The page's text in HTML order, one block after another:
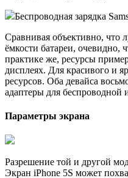
Беспроводная зарядка
Сравнивая объективно,
ёмкости батареи, очевидно,
практике же, ресурсы
дисплеях. Для красивого и
ресурсов. Оба девайса
адаптеры для беспроводной
Параметры экрана
Разрешение той и другой
Экран iPhone 5S может